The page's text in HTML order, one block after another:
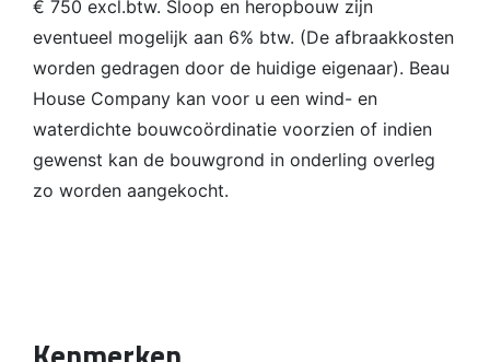
€ 750 excl.btw. Sloop en heropbouw zijn
eventueel mogelijk aan 6% btw. (De afbraakkosten
worden gedragen door de huidige eigenaar). Beau
House Company kan voor u een wind- en
waterdichte bouwcoördinatie voorzien of indien
gewenst kan de bouwgrond in onderling overleg
zo worden aangekocht.